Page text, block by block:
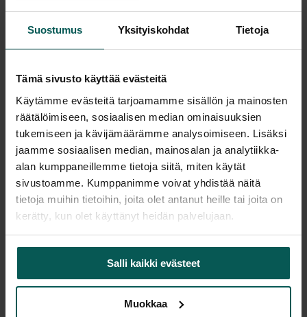
Suostumus Yksityiskohdat Tietoja
Tämä sivusto käyttää evästeitä
Käytämme evästeitä tarjoamamme sisällön ja mainosten
räätälöimiseen, sosiaalisen median ominaisuuksien
tukemiseen ja kävijämäärämme analysoimiseen. Lisäksi
jaamme sosiaalisen median, mainosalan ja analytiikka-
alan kumppaneillemme tietoja siitä, miten käytät
sivustoamme. Kumppanimme voivat yhdistää näitä
tietoja muihin tietoihin, joita olet antanut heille tai joita on
kerätty, kun olet käyttänyt heidän palvelujaan.
Salli kaikki evästeet
Muokkaa
Kaikki valmistajan tuotteet tilattavissa kauttamme.
Tuotekuvaus
NARBUTAS OPTIMA laatikoston sisään sopiva
musta muovinen kynäteline.
Koko:335 x 235 x 35 mm
Lisätiedot